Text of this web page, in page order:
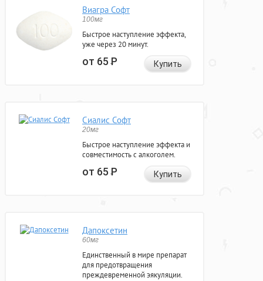
Виагра Софт
100мг
Быстрое наступление эффекта,
уже через 20 минут.
от 65Р Купить
Сиалис Софт
20мг
Быстрое наступление эффекта и
совместимость с алкоголем.
от 65Р Купить
Дапоксетин
60мг
Единственный в мире препарат
для предотвращения
преждевременной эякуляции.